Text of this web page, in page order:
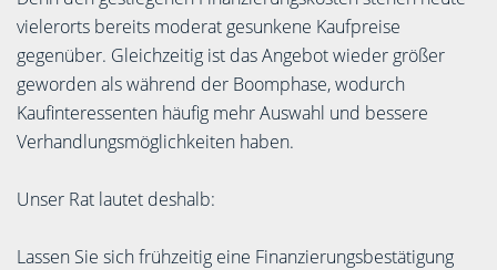
vielerorts bereits moderat gesunkene Kaufpreise
gegenüber. Gleichzeitig ist das Angebot wieder größer
geworden als während der Boomphase, wodurch
Kaufinteressenten häufig mehr Auswahl und bessere
Verhandlungsmöglichkeiten haben.
Unser Rat lautet deshalb:
Lassen Sie sich frühzeitig eine Finanzierungsbestätigung